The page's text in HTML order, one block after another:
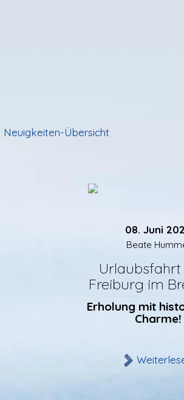
Neuigkeiten-Übersicht
08. Juni
Beate
Urlaubsfahrt
Freiburg im
Erholung mit
Charme!